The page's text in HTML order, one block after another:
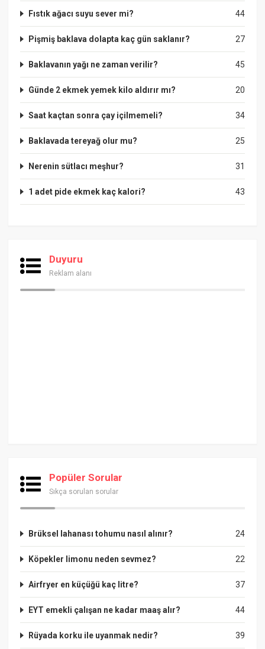
44
Fıstık ağacı suyu sever mi?
27
Pişmiş baklava dolapta kaç gün saklanır?
45
Baklavanın yağı ne zaman verilir?
20
Günde 2 ekmek yemek kilo aldırır mı?
34
Saat kaçtan sonra çay içilmemeli?
25
Baklavada tereyağ olur mu?
31
Nerenin sütlacı meşhur?
43
1 adet pide ekmek kaç kalori?
Duyuru
Reklam alanı
Popüler Sorular
Sıkça sorulan sorular
24
Brüksel lahanası tohumu nasıl alınır?
22
Köpekler limonu neden sevmez?
37
Airfryer en küçüğü kaç litre?
44
EYT emekli çalışan ne kadar maaş alır?
39
Rüyada korku ile uyanmak nedir?